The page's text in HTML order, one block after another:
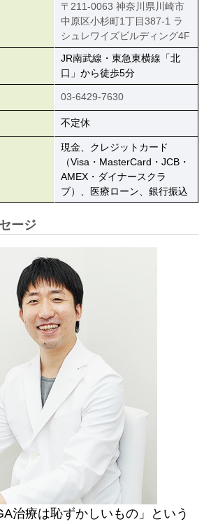
〒211-0063 神奈川県川崎市
中原区小杉町1丁目387-1 ラ
シュレワイズビルディング4F
JR南武線・東急東横線「北
口」から徒歩5分
03-6429-7630
不定休
現金、クレジットカード
（Visa・MasterCard・JCB・
AMEX・ダイナースクラ
ブ）、医療ローン、銀行振込
ージ
治療は恥ずかしいもの」という